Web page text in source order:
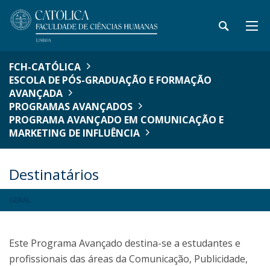
FCH-CATÓLICA
ESCOLA DE PÓS-GRADUAÇÃO E FORMAÇÃO
AVANÇADA
PROGRAMAS AVANÇADOS
PROGRAMA AVANÇADO EM COMUNICAÇÃO E
MARKETING DE INFLUÊNCIA
Destinatários
Este Programa Avançado destina-se a estudantes e
profissionais das áreas da Comunicação, Publicidade,